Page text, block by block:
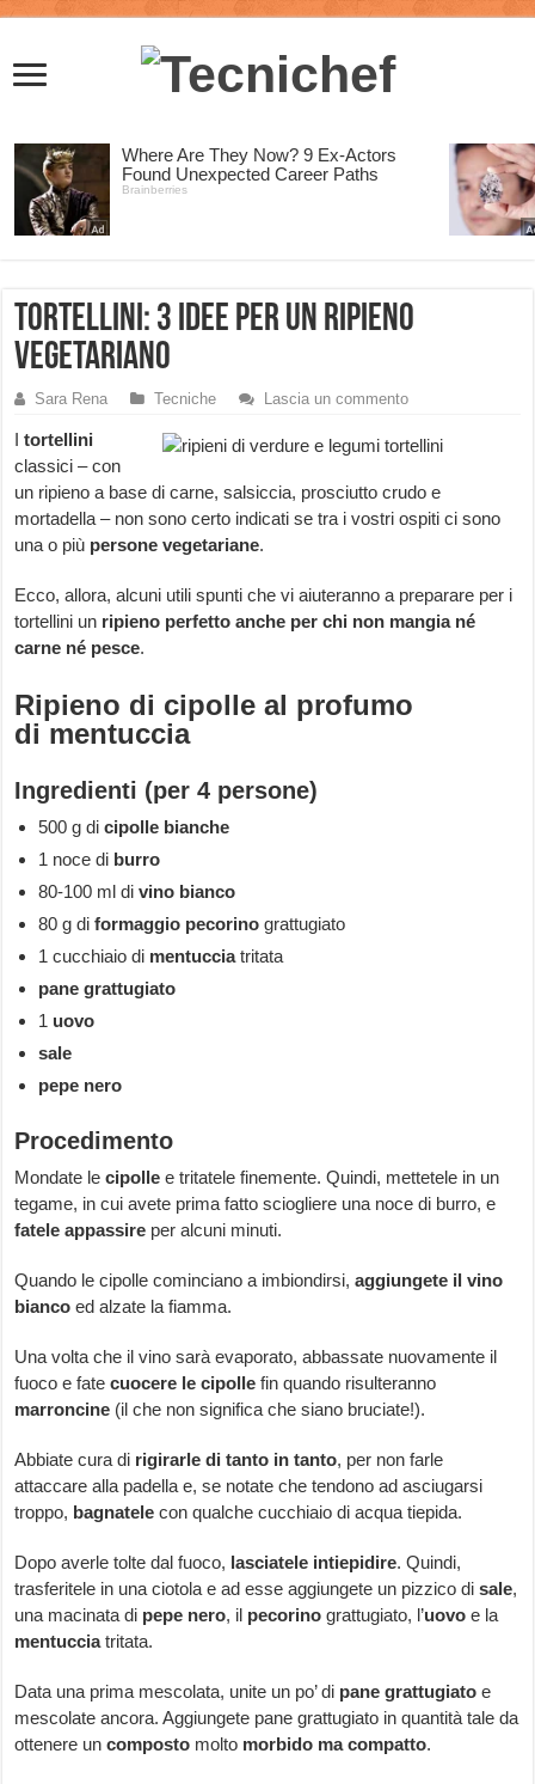
Tortellini: 3 idee per un ripieno
vegetariano
Sara Rena Tecniche Lascia un commento
Itortellini
classici – con
un ripieno a base di carne, salsiccia, prosciutto crudo e
mortadella – non sono certo indicati se tra i vostri ospiti ci sono
una o più persone vegetariane.
Ecco, allora, alcuni utili spunti che vi aiuteranno a preparare per i
tortellini un ripieno perfetto anche per chi non mangia né
carne né pesce.
Ripieno di cipolle al profumo
di mentuccia
Ingredienti (per 4 persone)
500 g dicipolle bianche
1 noce di burro
80-100 ml divino bianco
80 g diformaggio pecorino grattugiato
1 cucchiaio di mentucciatritata
pane grattugiato
1 uovo
sale
pepe nero
Procedimento
Mondate lecipolle e tritatele finemente. Quindi, mettetele in un
tegame, in cui avete prima fatto sciogliere una noce di burro, e
fatele appassire per alcuni minuti.
Quando le cipolle cominciano a imbiondirsi,aggiungete il vino
bianco ed alzate la fiamma.
Una volta che il vino sarà evaporato, abbassate nuovamente il
fuoco e fatecuocere le cipolle fin quando risulteranno
marroncine (il che non significa che siano bruciate!).
Abbiate cura di rigirarle di tanto in tanto, per non farle
attaccare alla padella e, se notate che tendono ad asciugarsi
troppo, bagnatelecon qualche cucchiaio di acqua tiepida.
Dopo averle tolte dal fuoco, lasciatele intiepidire. Quindi,
trasferitele in una ciotola e ad esse aggiungete un pizzico disale,
una macinata di pepe nero, il pecorino grattugiato, l’uovo e la
mentucciatritata.
Data una prima mescolata, unite un po’ di pane grattugiato e
mescolate ancora. Aggiungete pane grattugiato in quantità tale da
ottenere uncomposto molto morbido ma compatto.